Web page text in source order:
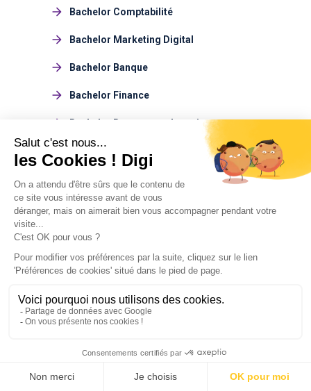
Bachelor Comptabilité
Bachelor Marketing Digital
Bachelor Banque
Bachelor Finance
Bachelor Ressources humaines
Bachelor Management du sport
Bachelor Design
Bachelor Environnement
Bachelor Marketing du luxe
Voir tous les Bachelors